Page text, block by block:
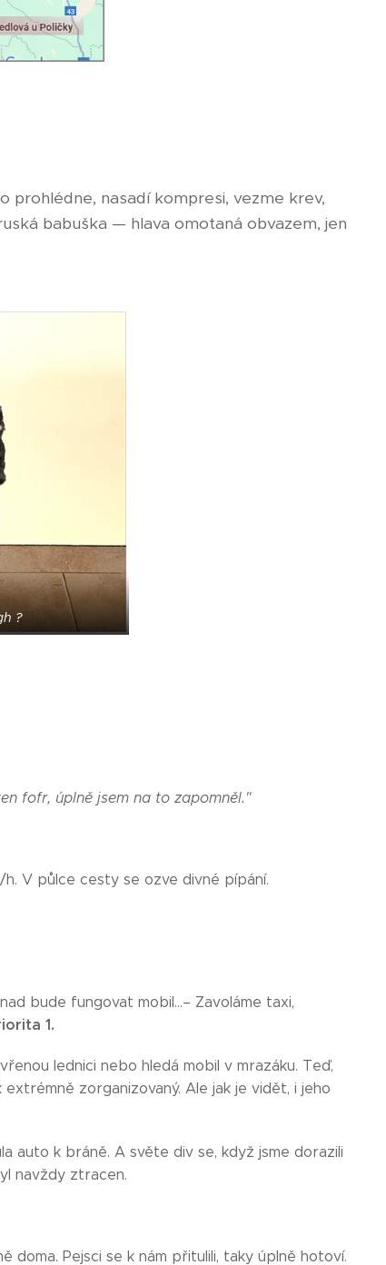
prohlédne, nasadí kompresi, vezme krev,
babuška — hlava omotaná obvazem, jen
?
fofr, úplně jsem na to zapomněl."
V půlce cesty se ozve divné pípání.
bude fungovat mobil…– Zavoláme taxi,
1.
lednici nebo hledá mobil v mrazáku. Teď,
zorganizovaný. Ale jak je vidět, i jeho
auto k bráně. A světe div se, když jsme dorazili
navždy ztracen.
doma. Pejsci se k nám přitulili, taky úplně hotoví.